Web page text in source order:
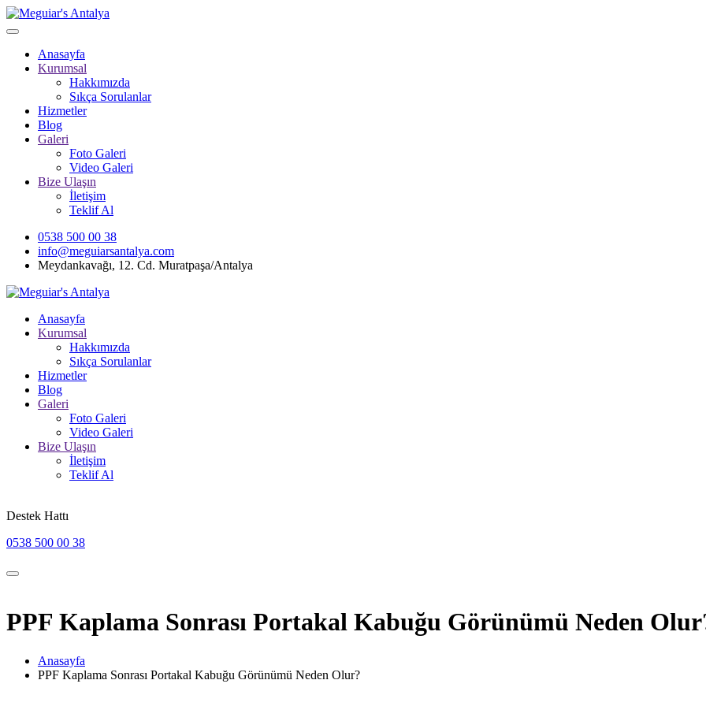
Anasayfa
Kurumsal
Hakkımızda
Sıkça Sorulanlar
Hizmetler
Blog
Galeri
Foto Galeri
Video Galeri
Bize Ulaşın
İletişim
Teklif Al
0538 500 00 38
info@meguiarsantalya.com
Meydankavağı, 12. Cd. Muratpaşa/Antalya
Anasayfa
Kurumsal
Hakkımızda
Sıkça Sorulanlar
Hizmetler
Blog
Galeri
Foto Galeri
Video Galeri
Bize Ulaşın
İletişim
Teklif Al
Destek Hattı
0538 500 00 38
PPF Kaplama Sonrası Portakal Kabuğu Görünümü Neden
Anasayfa
PPF Kaplama Sonrası Portakal Kabuğu Görünümü Neden Olur?